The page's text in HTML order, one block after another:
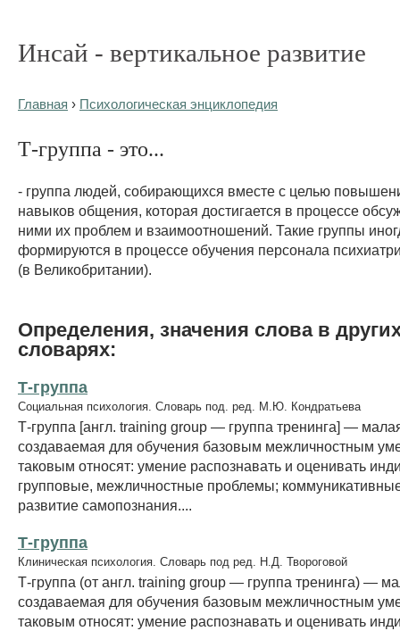
Инсай - вертикальное развитие
Главная › Психологическая энциклопедия
Т-группа - это...
- группа людей, собирающихся вместе с целью
навыков общения, которая достигается в процессе
ними их проблем и взаимоотношений. Такие группы
формируются в процессе обучения персонала
(в Великобритании).
Определения, значения слова в
словарях:
Т-группа
Социальная психология. Словарь под. ред. М.Ю. Кондратьева
Т-группа [англ. training group — группа тренинга] —
создаваемая для обучения базовым межличностным
таковым относят: умение распознавать и оценивать
групповые, межличностные проблемы;
развитие самопознания....
Т-группа
Клиническая психология. Словарь под ред. Н.Д. Твороговой
Т-группа (от англ. training group — группа тренинга) —
создаваемая для обучения базовым межличностным
таковым относят: умение распознавать и оценивать